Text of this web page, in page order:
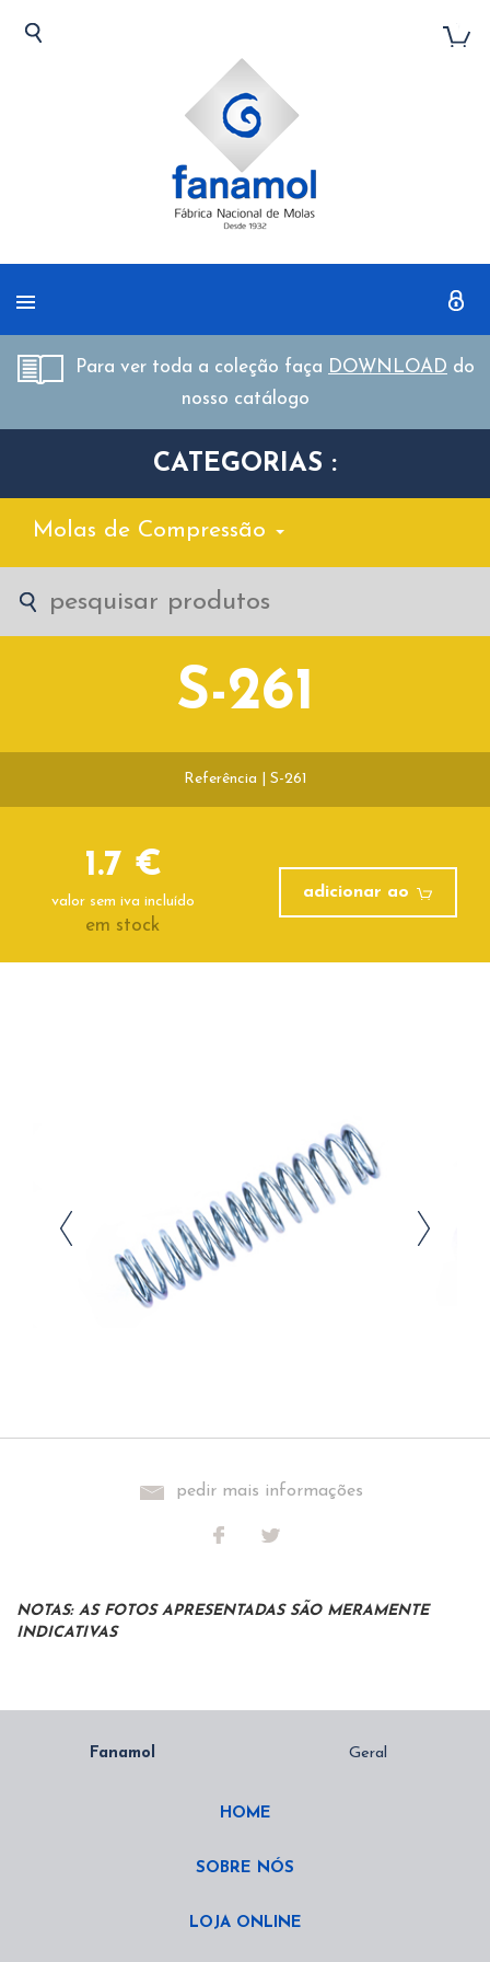
Para ver toda a coleção faça DOWNLOAD do
nosso catálogo
CATEGORIAS :
Molas de Compressão
S-261
Referência | S-261
1.7 €
valor sem iva incluído
em stock
adicionar ao
pedir mais informações
NOTAS: AS FOTOS APRESENTADAS SÃO MERAMENTE
INDICATIVAS
HOME
SOBRE NÓS
LOJA ONLINE